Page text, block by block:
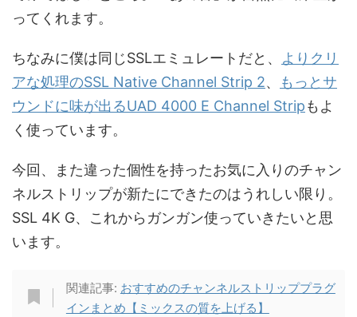
ってくれます。
ちなみに僕は同じSSLエミュレートだと、 よりクリ
アな処理のSSL Native Channel Strip 2、
もっとサ
ウンドに味が出るUAD 4000 E Channel Stripもよ
く使っています。
今回、また違った個性を持ったお気に入りのチャン
ネルストリップが新たにできたのはうれしい限り。
SSL 4K G、これからガンガン使っていきたいと思
います。
関連記事: おすすめのチャンネルストリッププラグ
インまとめ【ミックスの質を上げる】